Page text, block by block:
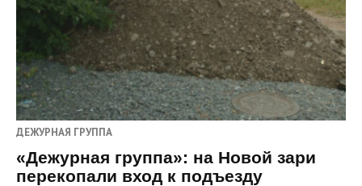
ДЕЖУРНАЯ ГРУППА
«Дежурная группа»: на Новой зари
перекопали вход к подъезду